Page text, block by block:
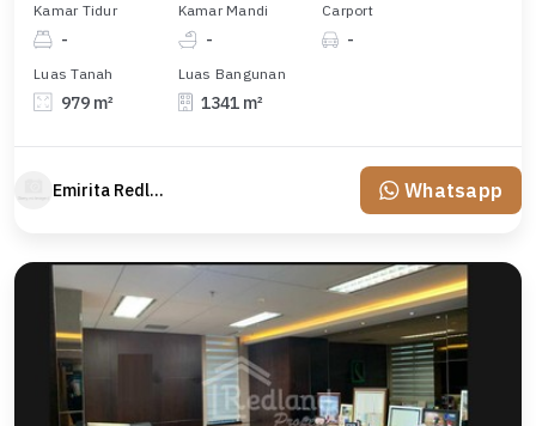
Kamar Tidur
-
Kamar Mandi
-
Carport
-
Luas Tanah
979 m²
Luas Bangunan
1341 m²
Emirita Redland Whatsapp